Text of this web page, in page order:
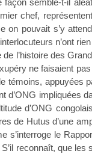
semble-t-il
chef,
pouvait s’y
n’ont
l’histoire des
ne faisaient
témoins, appuyées
d’ONG impliquées
d’ONG
de Hutus d’une
le
reconnaît, que